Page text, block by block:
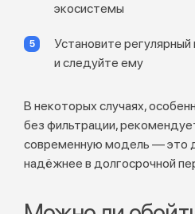
экосистемы
Установите
и следуйте ему
В некоторых случаях,
без фильтрации,
современную модель — это
надёжнее в долгосрочной